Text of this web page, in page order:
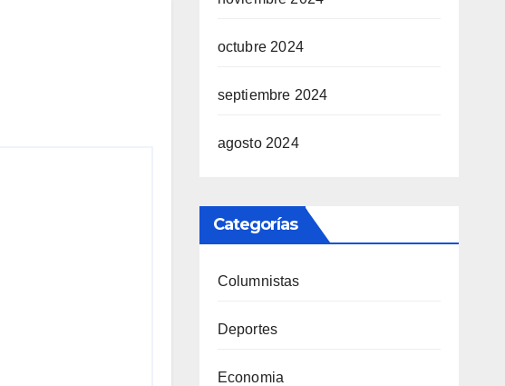
octubre 2024
septiembre 2024
agosto 2024
Categorías
Columnistas
Deportes
Economia